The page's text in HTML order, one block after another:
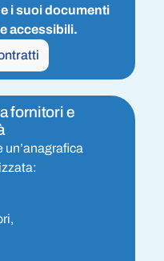
i suoi documenti
accessibili.
fornitori e
un’anagrafica